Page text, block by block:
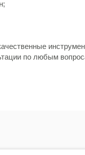
по любым